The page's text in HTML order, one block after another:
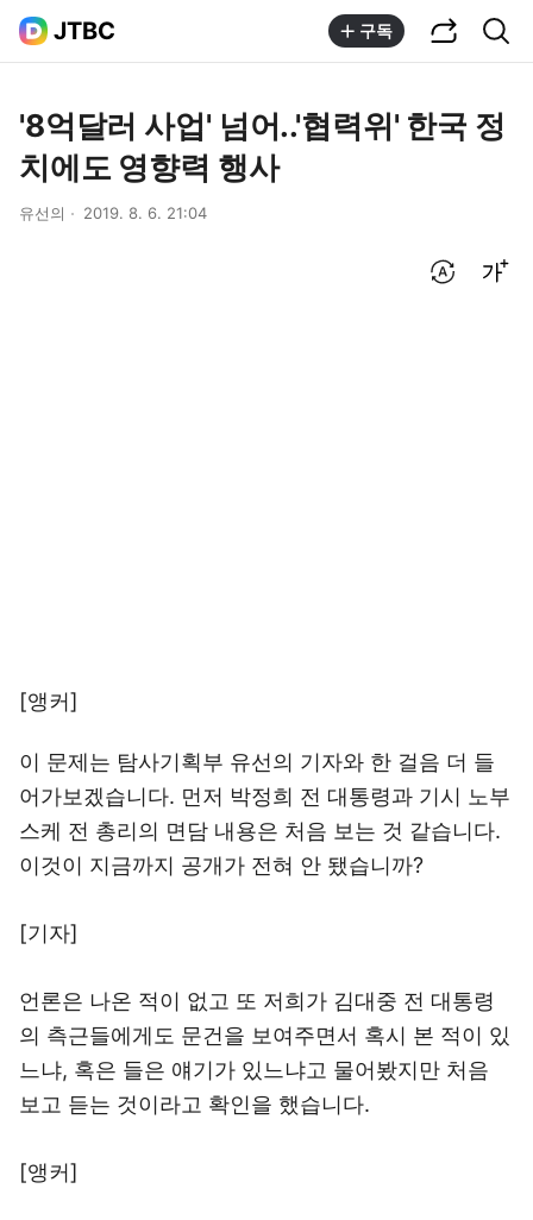
JTBC 구독
'8억달러 사업' 넘어..'협력위' 한국 정
치에도 영향력 행사
유선의 2019. 8. 6. 21:04
[앵커]
이 문제는 탐사기획부 유선의 기자와 한 걸음 더 들
어가보겠습니다. 먼저 박정희 전 대통령과 기시 노부
스케 전 총리의 면담 내용은 처음 보는 것 같습니다.
이것이 지금까지 공개가 전혀 안 됐습니까?
[기자]
언론은 나온 적이 없고 또 저희가 김대중 전 대통령
의 측근들에게도 문건을 보여주면서 혹시 본 적이 있
느냐, 혹은 들은 얘기가 있느냐고 물어봤지만 처음
보고 듣는 것이라고 확인을 했습니다.
[앵커]